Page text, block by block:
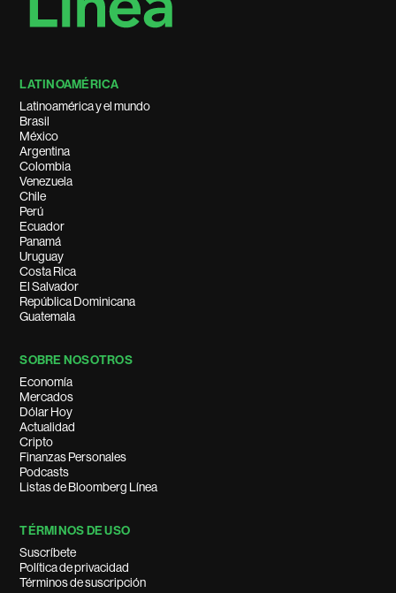
LATINOAMÉRICA
Latinoamérica y el mundo
Brasil
México
Argentina
Colombia
Venezuela
Chile
Perú
Ecuador
Panamá
Uruguay
Costa Rica
El Salvador
República Dominicana
Guatemala
SOBRE NOSOTROS
Economía
Mercados
Dólar Hoy
Actualidad
Cripto
Finanzas Personales
Podcasts
Listas de Bloomberg Línea
TÉRMINOS DE USO
Suscríbete
Política de privacidad
Términos de suscripción